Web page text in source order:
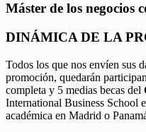
Máster de los negocios
DINÁMICA DE LA
Todos los que nos envíen sus
promoción, quedarán
completa y 5 medias becas del
International Business School
académica en Madrid o